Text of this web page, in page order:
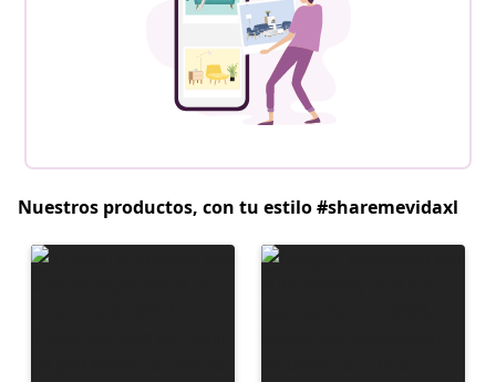
Nuestros productos, con tu estilo #sharemevidaxl